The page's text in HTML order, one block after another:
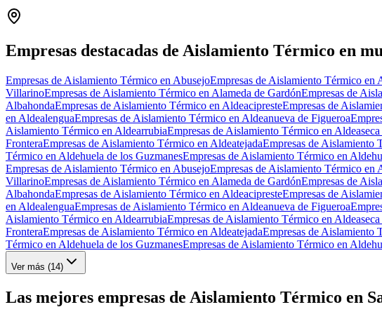
−
Empresas destacadas de Aislamiento Térmico en
Empresas de Aislamiento Térmico en AbusejoEmpresas de Aislamiento Térmico en
VillarinoEmpresas de Aislamiento Térmico en Alameda de GardónEmpresas de
AlbahondaEmpresas de Aislamiento Térmico en AldeacipresteEmpresas de
en AldealenguaEmpresas de Aislamiento Térmico en Aldeanueva de Figueroa
Aislamiento Térmico en AldearrubiaEmpresas de Aislamiento Térmico en
FronteraEmpresas de Aislamiento Térmico en AldeatejadaEmpresas de Aislamiento
Térmico en Aldehuela de los GuzmanesEmpresas de Aislamiento Térmico en
Empresas de Aislamiento Térmico en AbusejoEmpresas de Aislamiento Térmico en
VillarinoEmpresas de Aislamiento Térmico en Alameda de GardónEmpresas de
AlbahondaEmpresas de Aislamiento Térmico en AldeacipresteEmpresas de
en AldealenguaEmpresas de Aislamiento Térmico en Aldeanueva de Figueroa
Aislamiento Térmico en AldearrubiaEmpresas de Aislamiento Térmico en
FronteraEmpresas de Aislamiento Térmico en AldeatejadaEmpresas de Aislamiento
Térmico en Aldehuela de los GuzmanesEmpresas de Aislamiento Térmico en
Ver más (14)
Las mejores empresas de Aislamiento Térmico en